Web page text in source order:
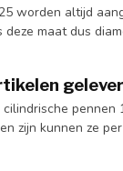
worden altijd
maat dus
zijn kunnen ze